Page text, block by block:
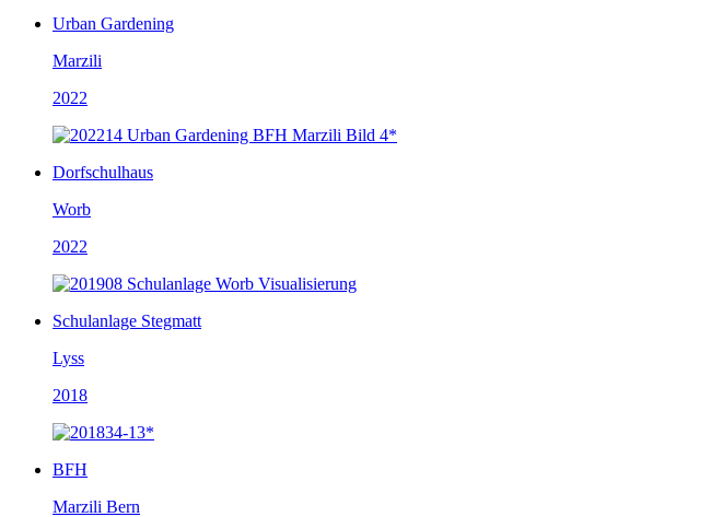
Urban Gardening
Marzili
2022
Dorfschulhaus
Worb
2022
Schulanlage Stegmatt
Lyss
2018
BFH
Marzili Bern